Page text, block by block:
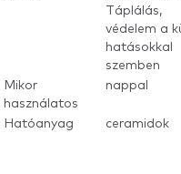
Táplálás,
védelem a
hatásokkal
szemben
Mikor
használatos
nappal
Hatóanyag ceramidok